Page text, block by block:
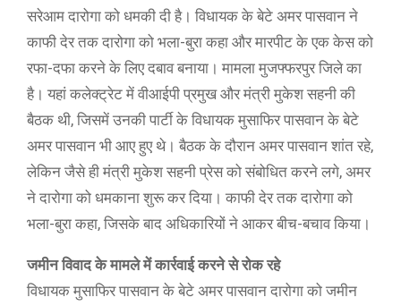
सरेआम दारोगा को धमकी दी है। विधायक के बेटे अमर पासवान ने
काफी देर तक दारोगा को भला-बुरा कहा और मारपीट के एक केस को
रफा-दफा करने के लिए दबाव बनाया। मामला मुजफ्फरपुर जिले का
है। यहां कलेक्ट्रेट में वीआईपी प्रमुख और मंत्री मुकेश सहनी की
बैठक थी, जिसमें उनकी पार्टी के विधायक मुसाफिर पासवान के बेटे
अमर पासवान भी आए हुए थे। बैठक के दौरान अमर पासवान शांत रहे,
लेकिन जैसे ही मंत्री मुकेश सहनी प्रेस को संबोधित करने लगे, अमर
ने दारोगा को धमकाना शुरू कर दिया। काफी देर तक दारोगा को
भला-बुरा कहा, जिसके बाद अधिकारियों ने आकर बीच-बचाव किया।
जमीन विवाद के मामले में कार्रवाई करने से रोक रहे
विधायक मुसाफिर पासवान के बेटे अमर पासवान दारोगा को जमीन